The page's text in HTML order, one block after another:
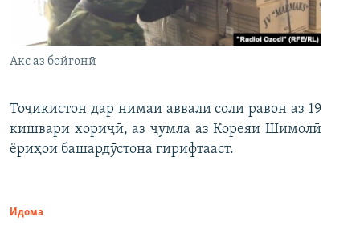
Акс аз бойгонӣ
Тоҷикистон дар нимаи аввали соли равон аз 19
кишвари хориҷӣ, аз ҷумла аз Кореяи Шимолӣ
ёриҳои башардӯстона гирифтааст.
Идома